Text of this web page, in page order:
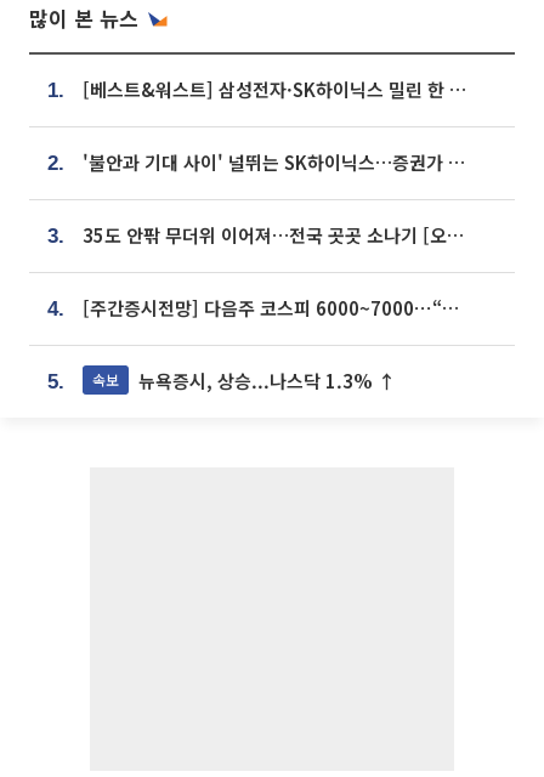
많이 본 뉴스
1. [베스트&워스트] 삼성전자·SK하이닉스 밀린 한 주…상상인증권은 85% 급등
2. '불안과 기대 사이' 널뛰는 SK하이닉스…증권가 "HBM4·LTA 기반 펀터멘털 견고"
3. 35도 안팎 무더위 이어져…전국 곳곳 소나기 [오늘 날씨]
4. [주간증시전망] 다음주 코스피 6000~7000⋯“外人 수급은 정책이 변수”
5. 속보 뉴욕증시, 상승...나스닥 1.3% ↑